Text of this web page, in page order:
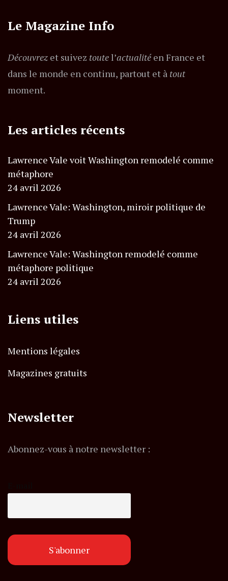
Le Magazine Info
Découvrez et suivez toutel’actualitéen France et
dans le monde en continu, partout et à tout
moment.
Les articles récents
Lawrence Vale voit Washington remodelé comme
métaphore
24 avril 2026
Lawrence Vale: Washington, miroir politique de
Trump
24 avril 2026
Lawrence Vale: Washington remodelé comme
métaphore politique
24 avril 2026
Liens utiles
Mentions légales
Magazines gratuits
Newsletter
Abonnez-vous à notre newsletter :